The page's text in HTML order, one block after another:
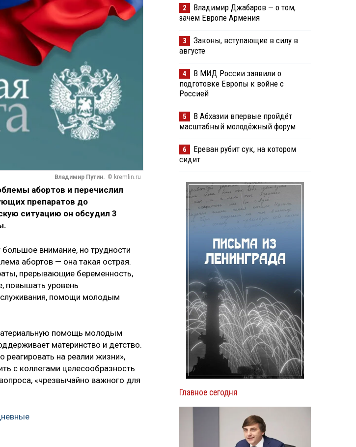
Владимир Путин. © kremlin.ru
абортов и перечислил
препаратов до
ситуацию он обсудил 3
внимание, но трудности
абортов — она такая острая.
прерывающие беременность,
повышать уровень
помощи молодым
помощь молодым
материнство и детство.
реагировать на реалии жизни»,
с коллегами целесообразность
«чрезвычайно важного для
2
Владимир Джабаров — о том,
зачем Европе Армения
3
Законы, вступающие в силу в
августе
4
В МИД России заявили о
подготовке Европы к войне с
Россией
5
В Абхазии впервые пройдёт
масштабный молодёжный форум
6
Ереван рубит сук, на котором
сидит
Главное сегодня